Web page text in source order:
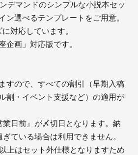
デマンドのシンプルな小説本セッ
ン選べるテンプレートをご用意。
対応しています。
企画」対応版です。
すので、すべての割引（早期入稿
割・イベント支援など）の適用が
業日前』が〆切日となります。納
ている場合は利用できません。
上はセット外仕様となりますため